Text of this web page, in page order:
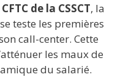
de la CSSCT, la
teste les premières
call-center. Cette
les maux de
du salarié.